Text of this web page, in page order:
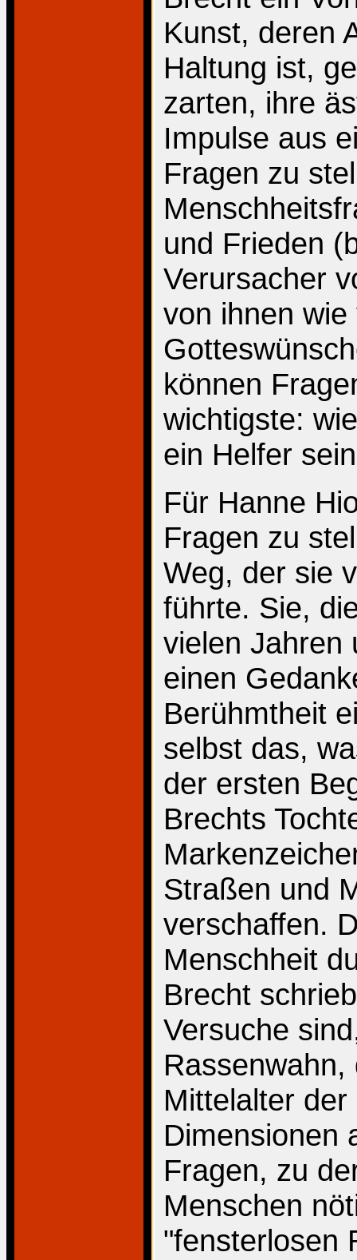
Kunst, deren
Haltung ist,
zarten, ihre
Impulse aus
Fragen zu
und Frieden
Verursacher
von ihnen
können
wichtigste:
ein Helfer
Für Hanne
Fragen zu
Weg, der sie
führte. Sie,
vielen Jahren
einen
Berühmtheit
selbst das,
der ersten
Brechts
Straßen und
verschaffen.
Menschheit
Brecht
Versuche
Mittelalter
Dimensionen
Fragen, zu
Menschen
"fensterlosen